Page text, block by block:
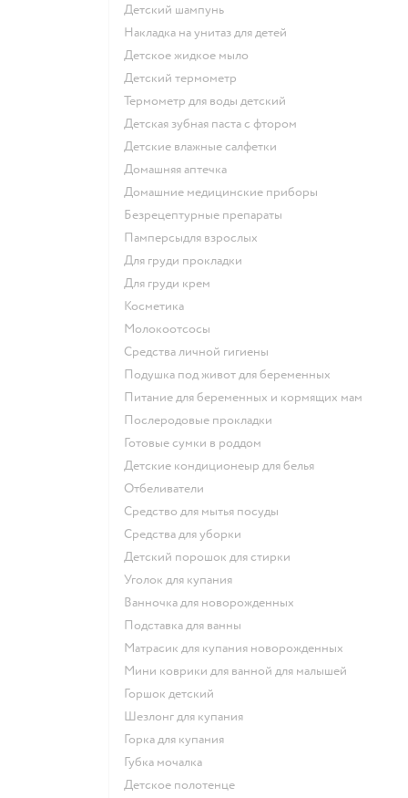
детский шампунь
накладка на унитаз для детей
детское жидкое мыло
детский термометр
термометр для воды детский
детская зубная паста с фтором
детские влажные салфетки
домашняя аптечка
домашние медицинские приборы
безрецептурные препараты
памперсыдля взрослых
для груди прокладки
для груди крем
косметика
Молокоотсосы
средства личной гигиены
подушка под живот для беременных
питание для беременных и кормящих мам
послеродовые прокладки
готовые сумки в роддом
детские кондиционеыр для белья
отбеливатели
средство для мытья посуды
средства для уборки
детский порошок для стирки
уголок для купания
ванночка для новорожденных
подставка для ванны
матрасик для купания новорожденных
мини коврики для ванной для малышей
горшок детский
шезлонг для купания
горка для купания
губка мочалка
детское полотенце